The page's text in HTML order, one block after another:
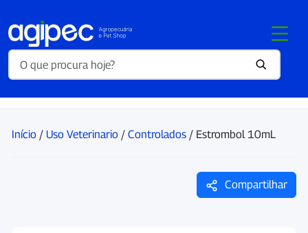
Início / Uso Veterinario / Controlados / Estrombol 10mL
Compartilhar